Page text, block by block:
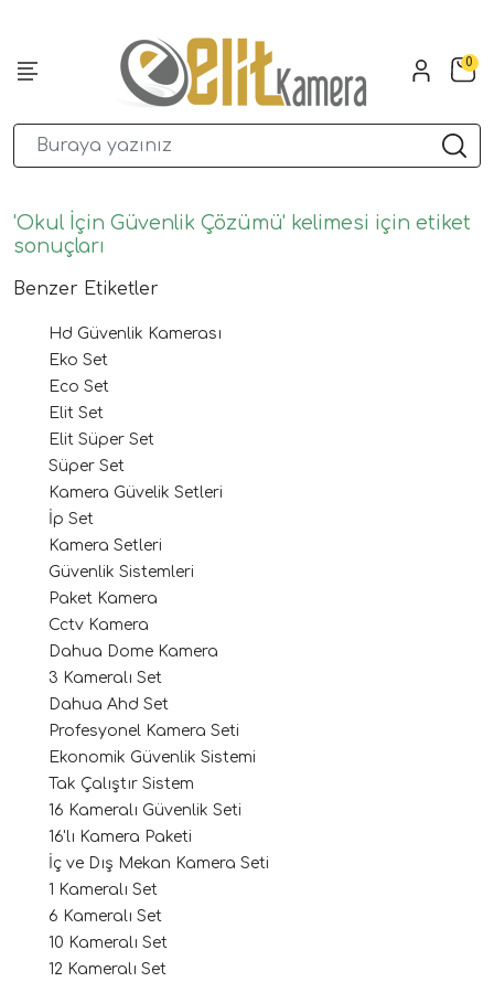
0
'Okul İçin Güvenlik Çözümü' kelimesi için etiket
sonuçları
Benzer Etiketler
Hd Güvenlik Kamerası
Eko Set
Eco Set
Elit Set
Elit Süper Set
Süper Set
Kamera Güvelik Setleri
İp Set
Kamera Setleri
Güvenlik Sistemleri
Paket Kamera
Cctv Kamera
Dahua Dome Kamera
3 Kameralı Set
Dahua Ahd Set
Profesyonel Kamera Seti
Ekonomik Güvenlik Sistemi
Tak Çalıştır Sistem
16 Kameralı Güvenlik Seti
16'lı Kamera Paketi
İç ve Dış Mekan Kamera Seti
1 Kameralı Set
6 Kameralı Set
10 Kameralı Set
12 Kameralı Set